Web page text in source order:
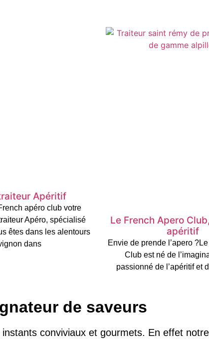
Apéritif
apéro club votre
Apéro, spécialisé
êtes dans les alentours
dans
Le French Apero
apéritif
Envie de prende l’apero
Club est né de
passionné de l’apéritif et
de saveurs
conviviaux et gourmets. En effet